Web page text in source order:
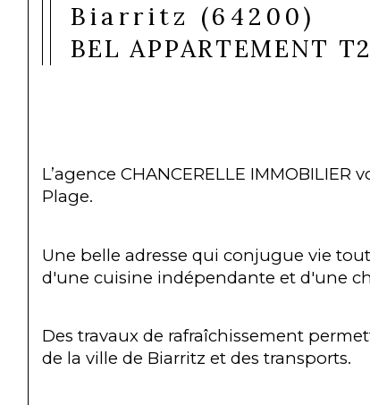
Biarritz (64200)
BEL APPARTEMENT
L’agence CHANCERELLE
Plage.
Une belle adresse qui conjugue vie
d'une cuisine indépendante et d'une
Des travaux de rafraîchissement
de la ville de Biarritz et des transports.